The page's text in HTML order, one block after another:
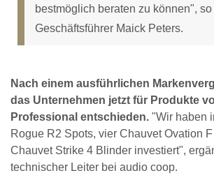
bestmöglich beraten zu können", so
Geschäftsführer Maick Peters.
Nach einem ausführlichen
das Unternehmen jetzt für Produkte
Professional entschieden. "Wir haben
Rogue R2 Spots, vier Chauvet Ovation
Chauvet Strike 4 Blinder investiert",
technischer Leiter bei audio coop.